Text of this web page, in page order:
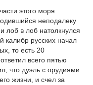
этого моря
неподалеку
лоб в лоб натолкнулся
калибр русских начал
то есть 20
всего пятью
что дуэль с орудиями
жизни, и счел за